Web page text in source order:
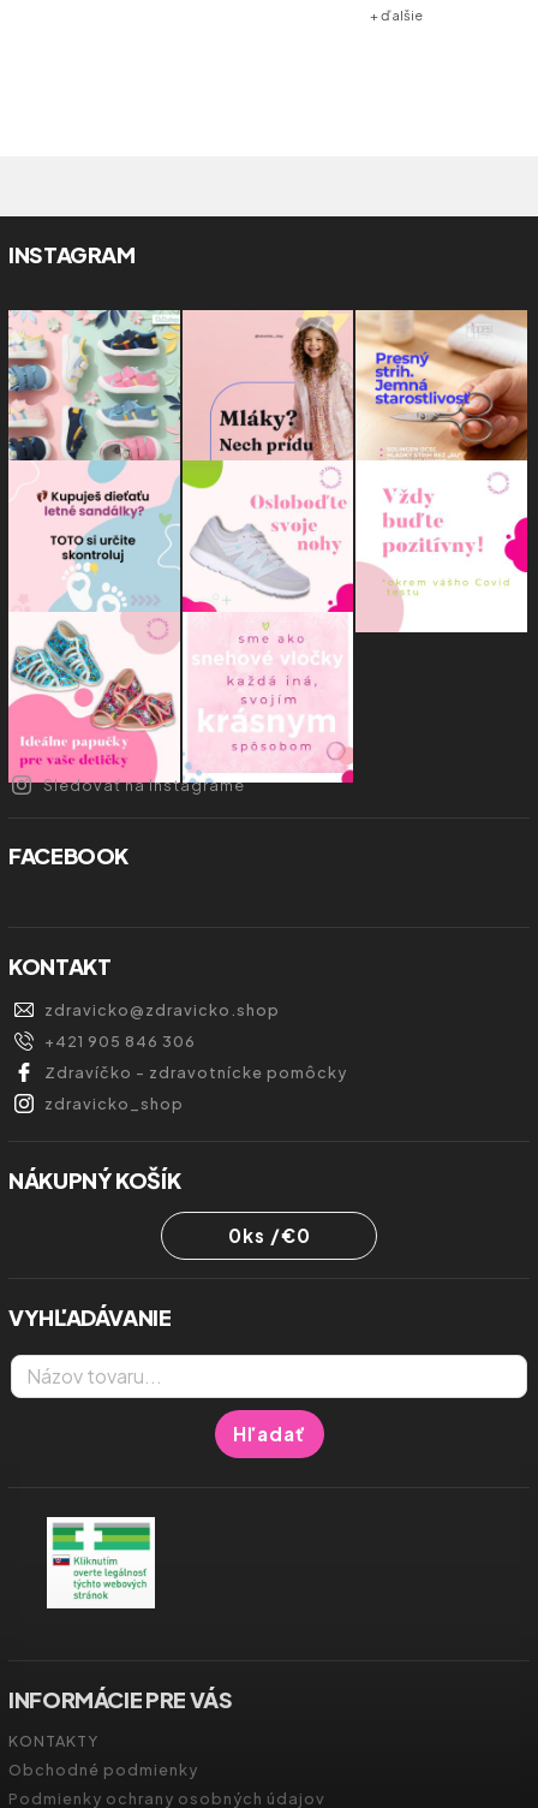
+ ďalšie
INSTAGRAM
Sledovať na Instagrame
FACEBOOK
KONTAKT
zdravicko@zdravicko.shop
+421 905 846 306
Zdravíčko - zdravotnícke pomôcky
zdravicko_shop
NÁKUPNÝ KOŠÍK
0ks /€0
VYHĽADÁVANIE
Hľadať
INFORMÁCIE PRE VÁS
KONTAKTY
Obchodné podmienky
Podmienky ochrany osobných údajov